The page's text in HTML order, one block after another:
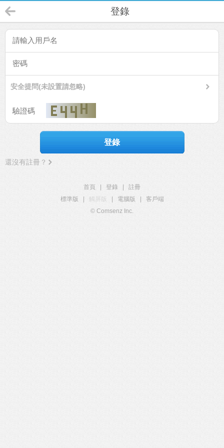
登錄
安全提問(未設置請忽略)
登錄
還沒有註冊？
首頁 登錄
註冊
標準版
觸屏版 電腦版
客戶端
© Comsenz Inc.